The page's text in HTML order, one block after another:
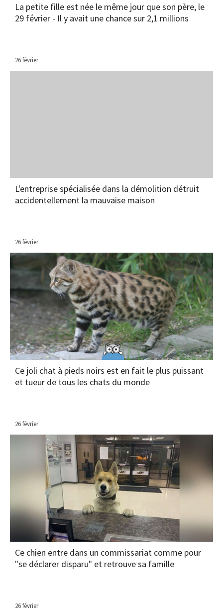
La petite fille est née le même jour que son père, le
29 février - Il y avait une chance sur 2,1 millions
26 février
L'entreprise spécialisée dans la démolition détruit
accidentellement la mauvaise maison
26 février
Ce joli chat à pieds noirs est en fait le plus puissant
et tueur de tous les chats du monde
26 février
Ce chien entre dans un commissariat comme pour
"se déclarer disparu" et retrouve sa famille
26 février